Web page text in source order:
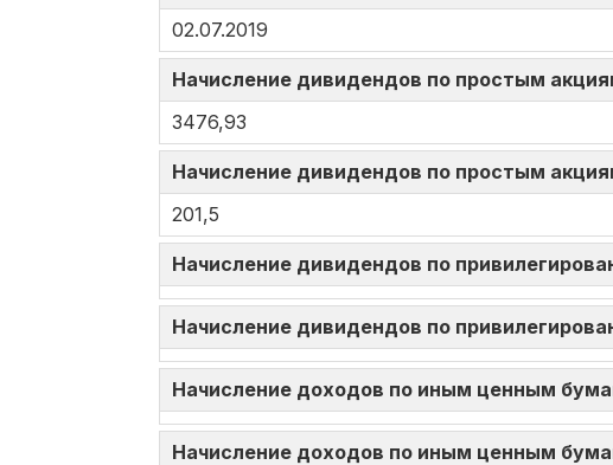
02.07.2019
Начисление дивидендов по простым
3476,93
Начисление дивидендов по простым
201,5
Начисление дивидендов по
Начисление дивидендов по
Начисление доходов по иным ценным
Начисление доходов по иным ценным